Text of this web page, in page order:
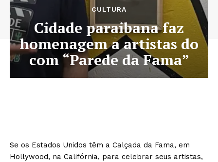
CULTURA
Cidade paraibana faz
homenagem a artistas do
com “Parede da Fama”
Se os Estados Unidos têm a Calçada da Fama, em
Hollywood, na Califórnia, para celebrar seus artistas,